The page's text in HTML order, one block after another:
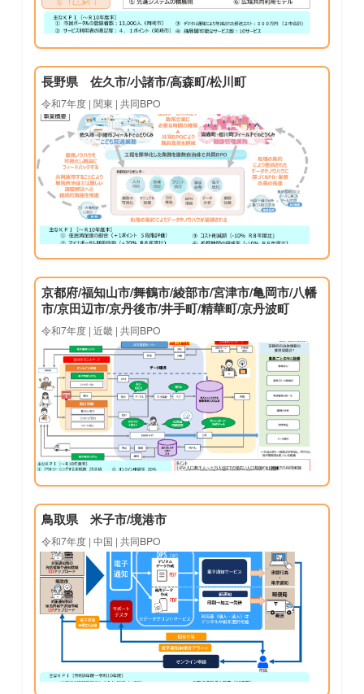
長野県 佐久市/小諸市/高森町/松川町
令和7年度 | 関東 | 共同BPO
京都府/福知山市/舞鶴市/綾部市/宮津市/亀岡市/八幡
市/京田辺市/京丹後市/井手町/精華町/京丹波町
令和7年度 | 近畿 | 共同BPO
鳥取県 米子市/境港市
令和7年度 | 中国 | 共同BPO